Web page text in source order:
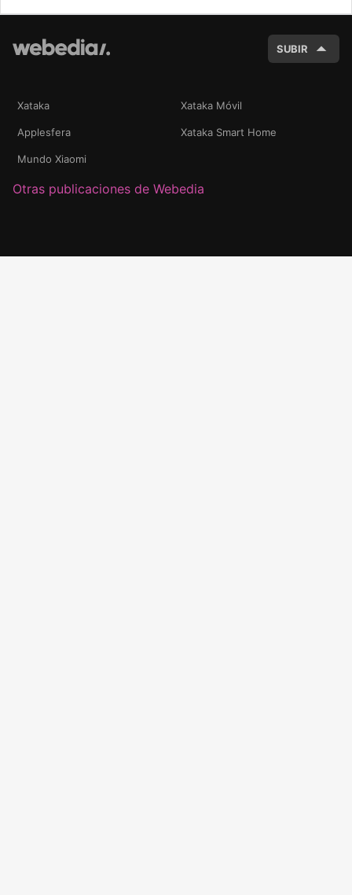
SUBIR
Xataka Xataka Móvil
Applesfera Xataka Smart Home
Mundo Xiaomi
Otras publicaciones de Webedia